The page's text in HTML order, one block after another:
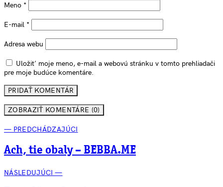
Meno *
E-mail *
Adresa webu
Uložiť moje meno, e-mail a webovú stránku v tomto prehliadači
pre moje budúce komentáre.
ZOBRAZIŤ KOMENTÁRE (0)
— PREDCHÁDZAJÚCI
Ach, tie obaly – BEBBA.ME
NÁSLEDUJÚCI —